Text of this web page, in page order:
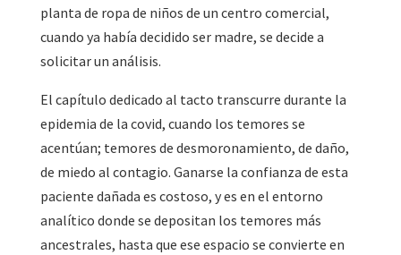
planta de ropa de niños de un centro comercial,
cuando ya había decidido ser madre, se decide a
solicitar un análisis.
El capítulo dedicado al tacto transcurre durante la
epidemia de la covid, cuando los temores se
acentúan; temores de desmoronamiento, de daño,
de miedo al contagio. Ganarse la confianza de esta
paciente dañada es costoso, y es en el entorno
analítico donde se depositan los temores más
ancestrales, hasta que ese espacio se convierte en